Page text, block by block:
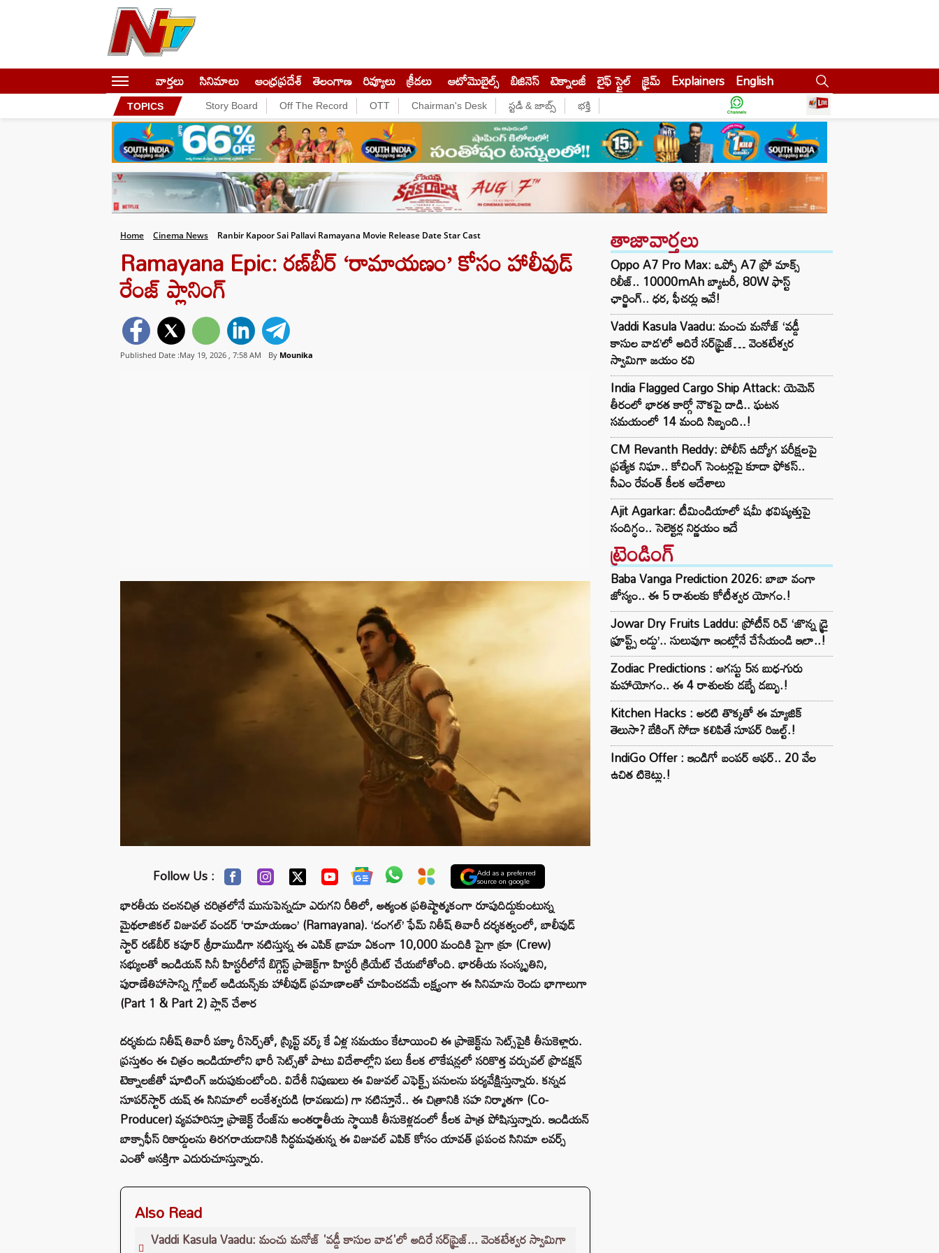
వార్తలు సినిమాలు ఆంధ్రప్రదేశ్ తెలంగాణ రివ్యూలు క్రీడలు ఆటోమొబైల్స్ బిజినెస్‌ టెక్నాలజీ లైఫ్ స్టైల్ క్రైమ్ Explainers English
TOPICS Story Board Off The Record OTT Chairman's Desk స్టడీ & జాబ్స్ భక్తి
Home Cinema News Ranbir Kapoor Sai Pallavi Ramayana Movie Release Date Star Cast
Ramayana Epic: రణ్‌బీర్ ‘రామాయణం’ కోసం హాలీవుడ్
రేంజ్ ప్లానింగ్
Published Date :May 19, 2026 , 7:58 AM By Mounika
Follow Us : Add as a preferred
source on google
భారతీయ చలనచిత్ర చరిత్రలోనే మునుపెన్నడూ ఎరుగని రీతిలో, అత్యంత ప్రతిష్టాత్మకంగా రూపుదిద్దుకుంటున్న
మైథలాజికల్ విజువల్ వండర్ ‘రామాయణం’ (Ramayana). ‘దంగల్’ ఫేమ్ నితీష్ తివారీ దర్శకత్వంలో, బాలీవుడ్
స్టార్ రణ్‌బీర్ కపూర్ శ్రీరాముడిగా నటిస్తున్న ఈ ఎపిక్ డ్రామా ఏకంగా 10,000 మందికి పైగా క్రూ (Crew)
సభ్యులతో ఇండియన్ సినీ హిస్టరీలోనే బిగ్గెస్ట్ ప్రాజెక్ట్‌గా హిస్టరీ క్రియేట్ చేయబోతోంది. భారతీయ సంస్కృతిని,
పురాణేతిహాసాన్ని గ్లోబల్ ఆడియన్స్‌కు హాలీవుడ్ ప్రమాణాలతో చూపించడమే లక్ష్యంగా ఈ సినిమాను రెండు భాగాలుగా
(Part 1 & Part 2) ప్లాన్ చేశార
దర్శకుడు నితీష్ తివారీ పక్కా రీసెర్చ్‌తో, స్క్రిప్ట్ వర్క్ కే ఏళ్ల సమయం కేటాయించి ఈ ప్రాజెక్ట్‌ను సెట్స్‌పైకి తీసుకెళ్లారు.
ప్రస్తుతం ఈ చిత్రం ఇండియాలోని భారీ సెట్స్‌తో పాటు విదేశాల్లోని పలు కీలక లొకేషన్లలో సరికొత్త వర్చువల్ ప్రొడక్షన్
టెక్నాలజీతో షూటింగ్ జరుపుకుంటోంది. విదేశీ నిపుణులు ఈ విజువల్ ఎఫెక్ట్స్ పనులను పర్యవేక్షిస్తున్నారు. కన్నడ
సూపర్‌స్టార్ యష్ ఈ సినిమాలో లంకేశ్వరుడి (రావణుడు) గా నటిస్తూనే.. ఈ చిత్రానికి సహ నిర్మాతగా (Co-
Producer) వ్యవహరిస్తూ ప్రాజెక్ట్ రేంజ్‌ను అంతర్జాతీయ స్థాయికి తీసుకెళ్లడంలో కీలక పాత్ర పోషిస్తున్నారు. ఇండియన్
బాక్సాఫీస్ రికార్డులను తిరగరాయడానికి సిద్ధమవుతున్న ఈ విజువల్ ఎపిక్ కోసం యావత్ ప్రపంచ సినిమా లవర్స్
ఎంతో ఆసక్తిగా ఎదురుచూస్తున్నారు.
Also Read
Vaddi Kasula Vaadu: మంచు మనోజ్ 'వడ్డీ కాసుల వాడ'లో అదిరే సర్‌ప్రైజ్... వెంకటేశ్వర స్వామిగా
తాజావార్తలు
Oppo A7 Pro Max: ఒప్పో A7 ప్రో మాక్స్
రిలీజ్.. 10000mAh బ్యాటరీ, 80W ఫాస్ట్
ఛార్జింగ్.. ధర, ఫీచర్లు ఇవే!
Vaddi Kasula Vaadu: మంచు మనోజ్ ‘వడ్డీ
కాసుల వాడ’లో అదిరే సర్‌ప్రైజ్… వెంకటేశ్వర
స్వామిగా జయం రవి
India Flagged Cargo Ship Attack: యెమెన్
తీరంలో భారత కార్గో నౌకపై దాడి.. ఘటన
సమయంలో 14 మంది సిబ్బంది..!
CM Revanth Reddy: పోలీస్ ఉద్యోగ పరీక్షలపై
ప్రత్యేక నిఘా.. కోచింగ్ సెంటర్లపై కూడా ఫోకస్..
సీఎం రేవంత్ కీలక ఆదేశాలు
Ajit Agarkar: టీమిండియాలో షమీ భవిష్యత్తుపై
సందిగ్ధం.. సెలెక్టర్ల నిర్ణయం ఇదే
ట్రెండింగ్‌
Baba Vanga Prediction 2026: బాబా వంగా
జోస్యం.. ఈ 5 రాశులకు కోటీశ్వర యోగం.!
Jowar Dry Fruits Laddu: ప్రోటీన్ రిచ్ ‘జొన్న డ్రై
ఫ్రూప్ట్స్ లడ్డు’.. సులువుగా ఇంట్లోనే చేసేయండి ఇలా..!
Zodiac Predictions : ఆగస్టు 5న బుధ-గురు
మహాయోగం.. ఈ 4 రాశులకు డబ్బే డబ్బు.!
Kitchen Hacks : అరటి తొక్కతో ఈ మ్యాజిక్
తెలుసా? బేకింగ్ సోడా కలిపితే సూపర్ రిజల్ట్.!
IndiGo Offer : ఇండిగో బంపర్ ఆఫర్.. 20 వేల
ఉచిత టికెట్లు.!